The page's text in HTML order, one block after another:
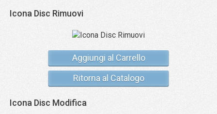
Icona Disc Rimuovi
Aggiungi al Carrello
Ritorna al Catalogo
Icona Disc Modifica